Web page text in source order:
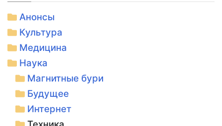
Анонсы
Культура
Медицина
Наука
Магнитные бури
Будущее
Интернет